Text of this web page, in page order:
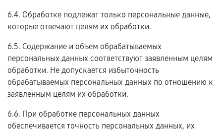
6.4. Обработке подлежат только персональные данные,
которые отвечают целям их обработки.
6.5. Содержание и объем обрабатываемых
персональных данных соответствуют заявленным целям
обработки. Не допускается избыточность
обрабатываемых персональных данных по отношению к
заявленным целям их обработки.
6.6. При обработке персональных данных
обеспечивается точность персональных данных, их